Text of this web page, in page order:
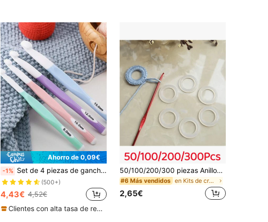
Ahorro de 0,09€
-1% Set de 4 piezas de ganchos para crochet con cabezal de ABS y mango de TPR en tamaños de 8.0-15.0mm
(500+)
4,43€ 4,52€
Clientes con alta tasa de repetición
50/100/200/300 piezas Anillos de ganchillo, anillos con forma de bolsa, anillos con forma de O, discos redondos de plástico de 2 cm, adecuados para hacer formas redondas, decorar mochilas y como accesorios para masticar de mascotas
#6 Más vendidos en Kits de crochet
2,65€